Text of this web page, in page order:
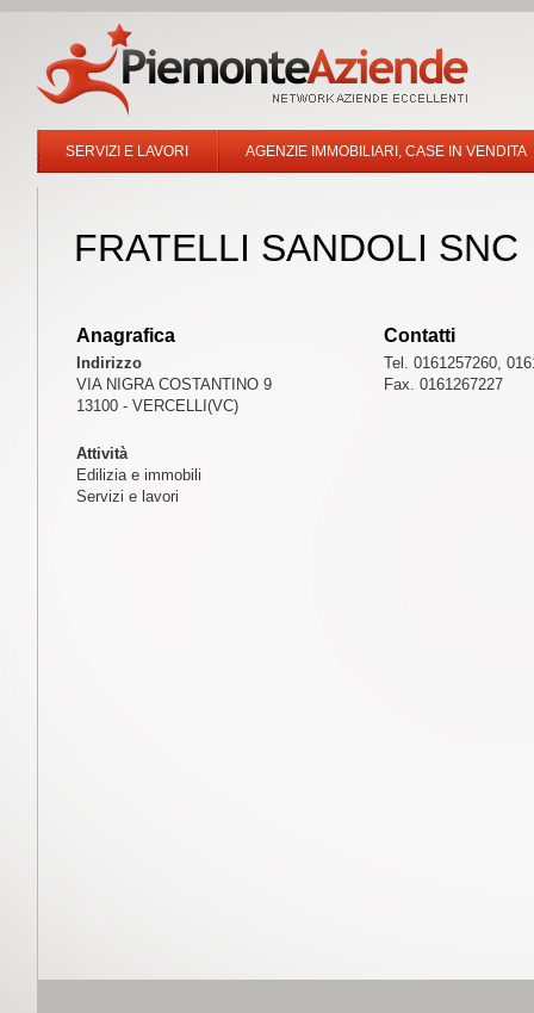
SERVIZI E LAVORI AGENZIE IMMOBILIARI, CASE IN VENDITA
FRATELLI SANDOLI SNC
Anagrafica
Indirizzo
VIA NIGRA COSTANTINO 9
13100 - VERCELLI(VC)
Contatti
Tel. 0161257260,
Fax. 0161267227
Attività
Edilizia e immobili
Servizi e lavori